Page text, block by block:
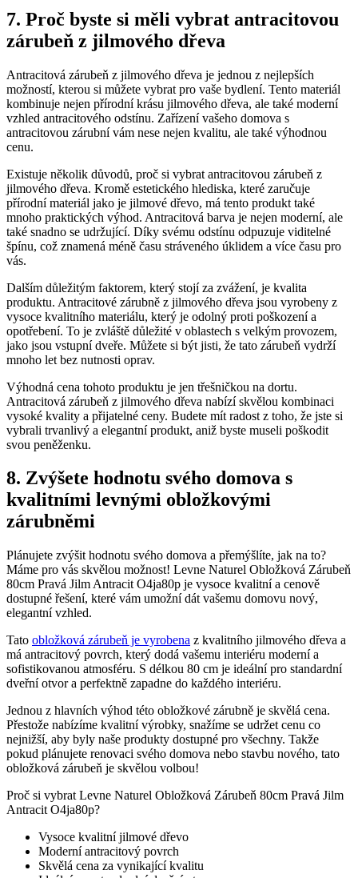
7. Proč byste si měli vybrat antracitovou
zárubeň z jilmového dřeva
Antracitová zárubeň z jilmového dřeva je jednou z nejlepších
možností, kterou si můžete vybrat pro vaše bydlení. Tento materiál
kombinuje nejen přírodní krásu jilmového dřeva, ale také moderní
vzhled antracitového odstínu. Zařízení vašeho domova s
antracitovou zárubní vám nese nejen kvalitu, ale také výhodnou
cenu.
Existuje několik důvodů, proč si vybrat antracitovou zárubeň z
jilmového dřeva. Kromě estetického hlediska, které zaručuje
přírodní materiál jako je jilmové dřevo, má tento produkt také
mnoho praktických výhod. Antracitová barva je nejen moderní, ale
také snadno se udržující. Díky svému odstínu odpuzuje viditelné
špínu, což znamená méně času stráveného úklidem a více času pro
vás.
Dalším důležitým faktorem, který stojí za zvážení, je kvalita
produktu. Antracitové zárubně z jilmového dřeva jsou vyrobeny z
vysoce kvalitního materiálu, který je odolný proti poškození a
opotřebení. To je zvláště důležité v oblastech s velkým provozem,
jako jsou vstupní dveře. Můžete si být jisti, že tato zárubeň vydrží
mnoho let bez nutnosti oprav.
Výhodná cena tohoto produktu je jen třešničkou na dortu.
Antracitová zárubeň z jilmového dřeva nabízí skvělou kombinaci
vysoké kvality a přijatelné ceny. Budete mít radost z toho, že jste si
vybrali trvanlivý a elegantní produkt, aniž byste museli poškodit
svou peněženku.
8. Zvýšete hodnotu svého domova s
kvalitními levnými obložkovými
zárubněmi
Plánujete zvýšit hodnotu svého domova a přemýšlíte, jak na to?
Máme pro vás skvělou možnost! Levne Naturel Obložková Zárubeň
80cm Pravá Jilm Antracit O4ja80p je vysoce kvalitní a cenově
dostupné řešení, které vám umožní dát vašemu domovu nový,
elegantní vzhled.
Tato obložková zárubeň je vyrobena z kvalitního jilmového dřeva a
má antracitový povrch, který dodá vašemu interiéru moderní a
sofistikovanou atmosféru. S délkou 80 cm je ideální pro standardní
dveřní otvor a perfektně zapadne do každého interiéru.
Jednou z hlavních výhod této obložkové zárubně je skvělá cena.
Přestože nabízíme kvalitní výrobky, snažíme se udržet cenu co
nejnižší, aby byly naše produkty dostupné pro všechny. Takže
pokud plánujete renovaci svého domova nebo stavbu nového, tato
obložková zárubeň je skvělou volbou!
Proč si vybrat Levne Naturel Obložková Zárubeň 80cm Pravá Jilm
Antracit O4ja80p?
Vysoce kvalitní jilmové dřevo
Moderní antracitový povrch
Skvělá cena za vynikající kvalitu